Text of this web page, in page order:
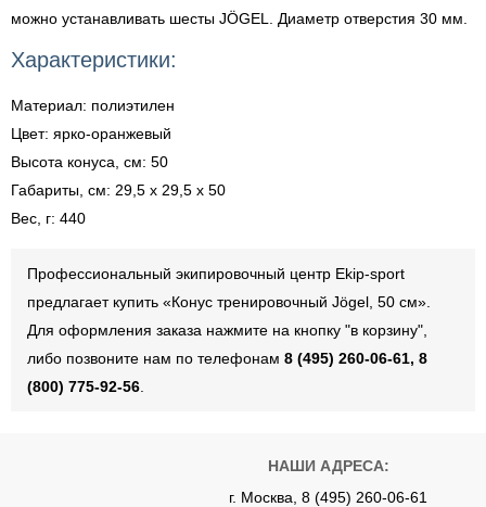
можно устанавливать шесты JÖGEL. Диаметр отверстия 30 мм.
Характеристики:
Материал: полиэтилен
Цвет: ярко-оранжевый
Высота конуса, см: 50
Габариты, см: 29,5 х 29,5 х 50
Вес, г: 440
Профессиональный экипировочный центр Ekip-sport
предлагает купить «Конус тренировочный Jögel, 50 см».
Для оформления заказа нажмите на кнопку "в корзину",
либо позвоните нам по телефонам 8 (495) 260-06-61, 8
(800) 775-92-56
НАШИ АДРЕСА:
г. Москва, 8 (495) 260-06-61